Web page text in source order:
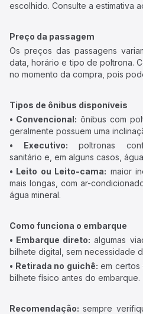
escolhido. Consulte a estimativa
Preço da passagem
Os preços das passagens
data, horário e tipo de poltrona.
no momento da compra, pois
Tipos de ônibus disponíveis
• Convencional: ônibus com
geralmente possuem uma
• Executivo: poltronas
sanitário e, em alguns casos,
• Leito ou Leito-cama: maior
mais longas, com ar-
água mineral.
Como funciona o embarque
• Embarque direto: algumas
bilhete digital, sem necessidade
• Retirada no guichê: em certos
bilhete físico antes do embarque.
Recomendação: sempre